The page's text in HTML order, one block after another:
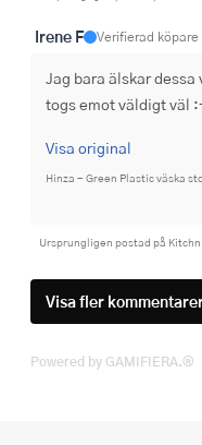
Irene F Verifierad köpare
Jag bara älskar
togs emot väldigt väl
Visa original
Hinza - Green Plastic väska
Ursprungligen postad på Kitchn
Visa fler
Powered by GAMIFIERA.®